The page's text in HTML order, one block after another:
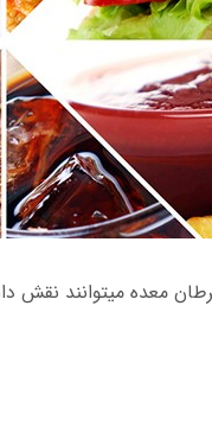
معده میتوانند نقش